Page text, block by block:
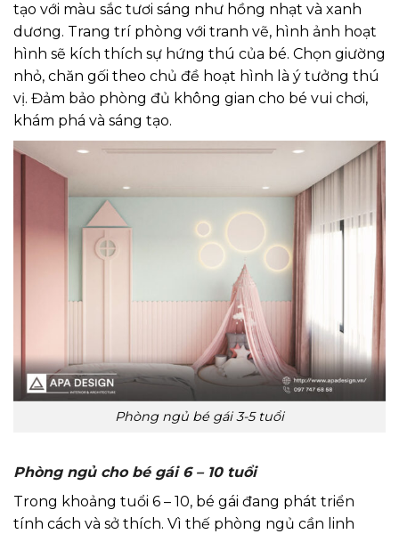
tạo với màu sắc tươi sáng như hồng nhạt và xanh
dương. Trang trí phòng với tranh vẽ, hình ảnh hoạt
hình sẽ kích thích sự hứng thú của bé. Chọn giường
nhỏ, chăn gối theo chủ đề hoạt hình là ý tưởng thú
vị. Đảm bảo phòng đủ không gian cho bé vui chơi,
khám phá và sáng tạo.
Phòng ngủ bé gái 3-5 tuổi
Phòng ngủ cho bé gái 6 – 10 tuổi
Trong khoảng tuổi 6 – 10, bé gái đang phát triển
tính cách và sở thích. Vì thế phòng ngủ cần linh